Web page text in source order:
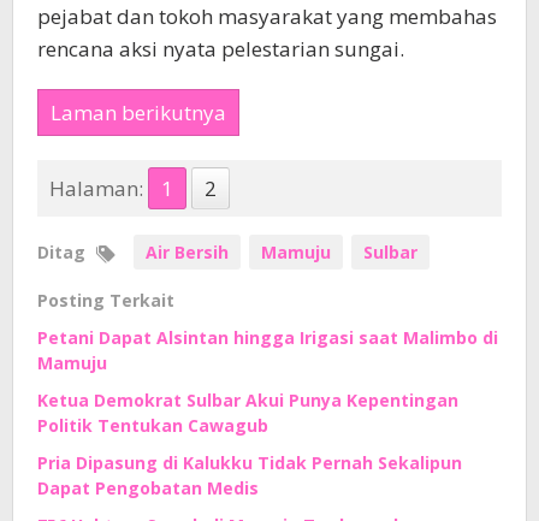
pejabat dan tokoh masyarakat yang membahas
rencana aksi nyata pelestarian sungai.
Laman berikutnya
Halaman: 1 2
Ditag Air Bersih Mamuju Sulbar
Posting Terkait
Petani Dapat Alsintan hingga Irigasi saat Malimbo di
Mamuju
Ketua Demokrat Sulbar Akui Punya Kepentingan
Politik Tentukan Cawagub
Pria Dipasung di Kalukku Tidak Pernah Sekalipun
Dapat Pengobatan Medis